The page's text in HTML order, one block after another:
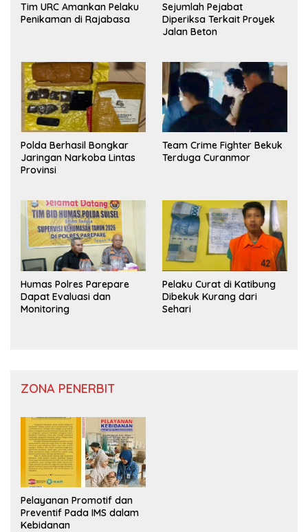
Tim URC Amankan Pelaku
Penikaman di Rajabasa
Sejumlah Pejabat
Diperiksa Terkait Proyek
Jalan Beton
Polda Berhasil Bongkar
Jaringan Narkoba Lintas
Provinsi
Team Crime Fighter Bekuk
Terduga Curanmor
Humas Polres Parepare
Dapat Evaluasi dan
Monitoring
Pelaku Curat di Katibung
Dibekuk Kurang dari
Sehari
ZONA PENERBIT
Pelayanan Promotif dan
Preventif Pada IMS dalam
Kebidanan